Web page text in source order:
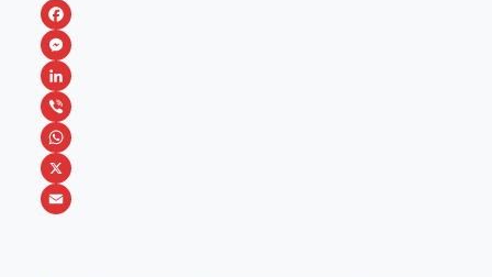
F
a
c
e
b
o
M
e
s
s
e
L
i
n
k
V
i
b
W
h
X